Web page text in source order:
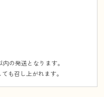
の発送となります。
も召し上がれます。